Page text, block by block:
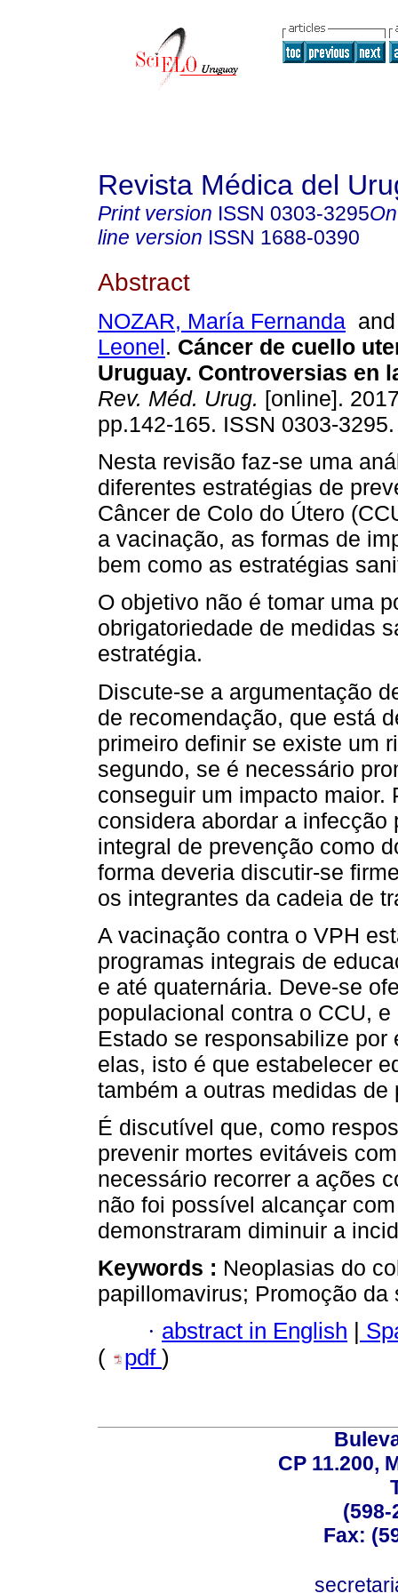
Revista Médica del
Print version ISSN 0303-3295
line version ISSN 1688-0390
Abstract
NOZAR, María Fernanda
Leonel. Cáncer de cuello
Uruguay. Controversias en
Rev. Méd. Urug. [online].
pp.142-165. ISSN 0303-3295.
Nesta revisão faz-se uma
diferentes estratégias de
Câncer de Colo do Útero
a vacinação, as formas de
bem como as estratégias
O objetivo não é tomar uma
obrigatoriedade de medidas
estratégia.
Discute-se a argumentação
de recomendação, que está
primeiro definir se existe um
segundo, se é necessário
conseguir um impacto
considera abordar a
integral de prevenção como
forma deveria discutir-se
os integrantes da cadeia de
A vacinação contra o VPH
programas integrais de
e até quaternária. Deve-se
populacional contra o CCU,
Estado se responsabilize
elas, isto é que estabelecer
também a outras medidas
É discutível que, como
prevenir mortes evitáveis
necessário recorrer a ações
não foi possível alcançar
demonstraram diminuir a
Keywords : Neoplasias do
papillomavirus; Promoção da
· abstract in English
(
pdf )
CP 11.200,
(598-
Fax: